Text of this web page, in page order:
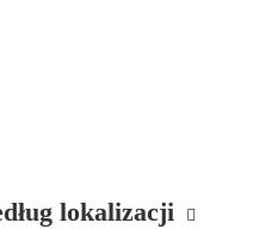
lokalizacji